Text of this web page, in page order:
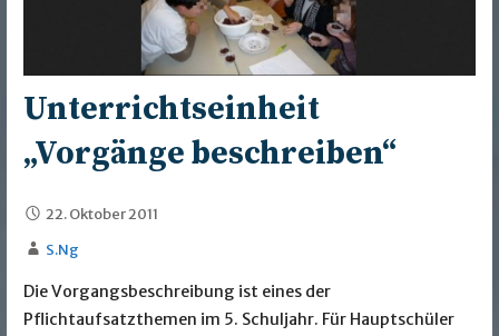
Unterrichtseinheit
„Vorgänge beschreiben“
22. Oktober 2011
S.Ng
Die Vorgangsbeschreibung ist eines der
Pflichtaufsatzthemen im 5. Schuljahr. Für Hauptschüler